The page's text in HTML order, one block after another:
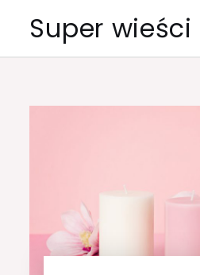
Super wieści